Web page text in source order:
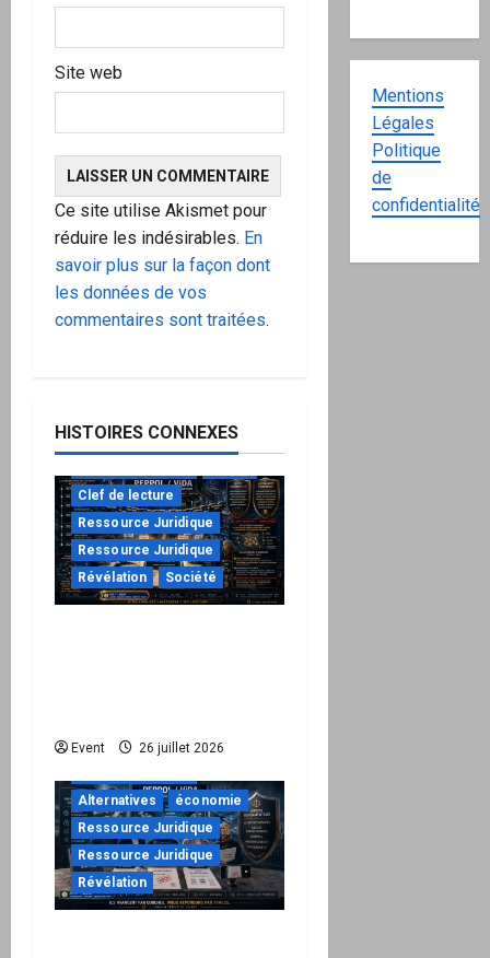
Site web
Ce site utilise Akismet pour
réduire les indésirables. En
savoir plus sur la façon dont
les données de vos
commentaires sont traitées.
HISTOIRES CONNEXES
Clef de lecture
Ressource Juridique
Ressource Juridique
Révélation
Société
Event 26 juillet 2026
"URGENT"
Alternatives
économie
Ressource Juridique
Ressource Juridique
Révélation
Mentions
Légales
Politique
de
confidentialité